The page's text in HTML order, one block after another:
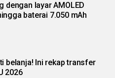
dengan layar AMOLED
baterai 7.050 mAh
belanja! Ini rekap transfer
2026